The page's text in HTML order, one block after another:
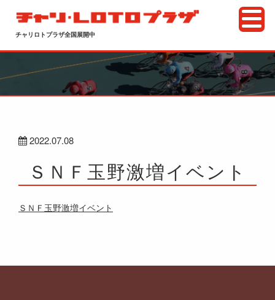
チャリロトプラザ全国展開中
2022.07.08
ＳＮＦ玉野激増イベント
ＳＮＦ玉野激増イベント